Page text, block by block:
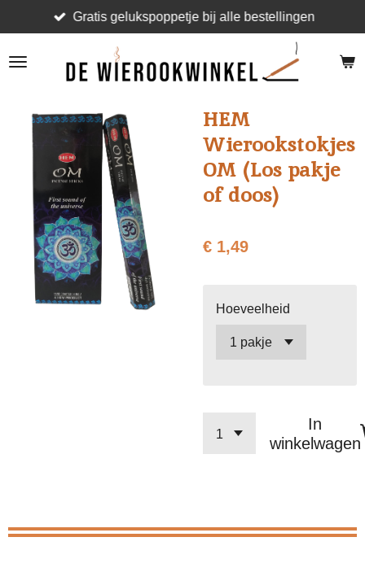
direct
naar
Gratis gelukspoppetje bij alle bestellingen
HEM
Wierookstokjes
OM (Los pakje
of doos)
€ 1,49
Hoeveelheid
In
winkelwagen